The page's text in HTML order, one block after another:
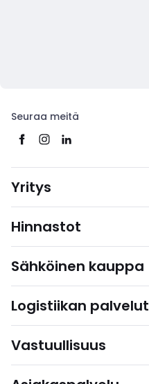
Seuraa meitä
Yritys
Hinnastot
Sähköinen kauppa
Logistiikan palvelut
Vastuullisuus